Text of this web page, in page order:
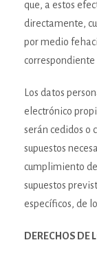
que, a estos
directamente,
por medio
correspondiente
Los datos
electrónico
serán cedidos o
supuestos
cumplimiento
supuestos
específicos, de
DERECHOS DE